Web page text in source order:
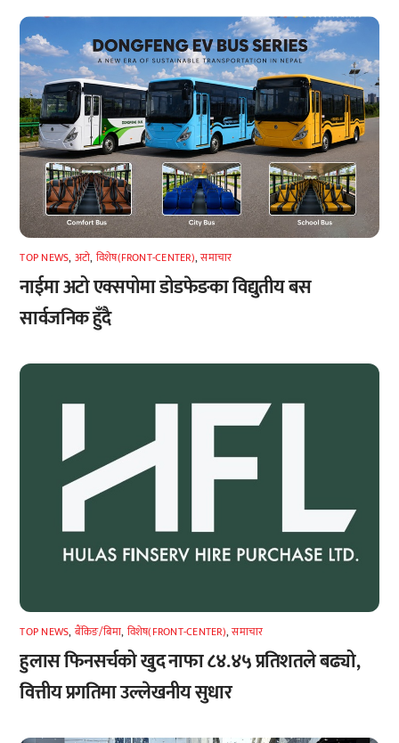
TOP NEWS, अटाे, विशेष(FRONT-CENTER),समाचार
नाईमा अटो एक्सपोमा डोडफेङका विद्युतीय बस
सार्वजनिक हुँदै
TOP NEWS, बैंकिङ/बिमा, विशेष(FRONT-CENTER),समाचार
हुलास फिनसर्चको खुद नाफा ८४.४५ प्रतिशतले बढ्यो,
वित्तीय प्रगतिमा उल्लेखनीय सुधार